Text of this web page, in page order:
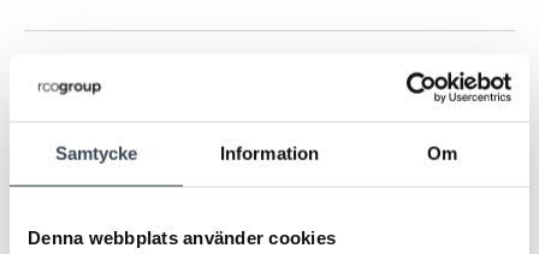
Samtycke Information Om
Denna webbplats använder cookies
Beställningsnamn:
LADDA NER
Produktblad